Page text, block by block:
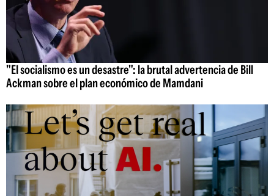
"El socialismo es un desastre": la brutal advertencia de Bill
Ackman sobre el plan económico de Mamdani